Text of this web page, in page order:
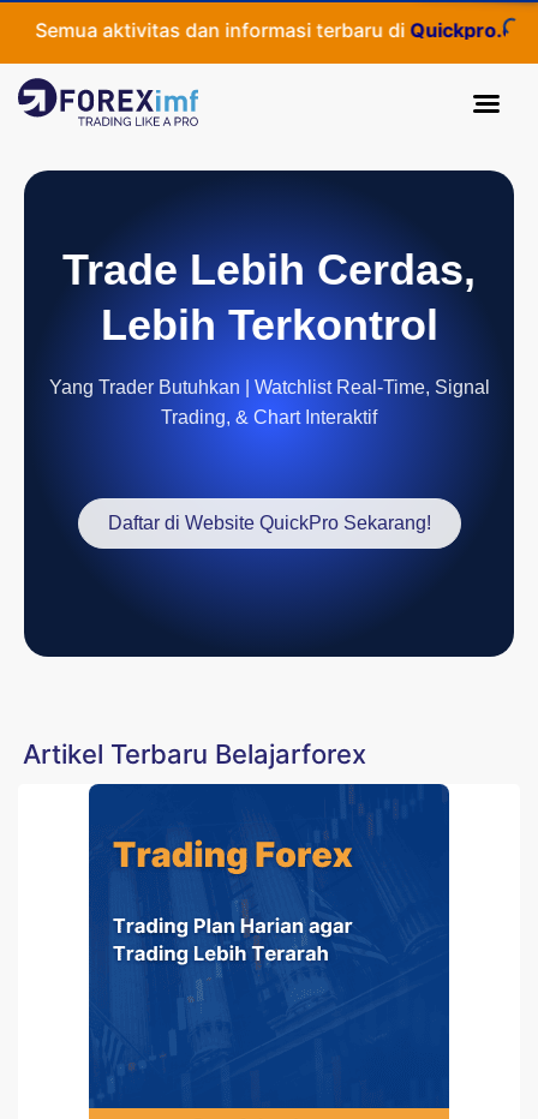
aktivitas dan informasi terbaru diQuickpro.co.id
Trade Lebih Cerdas,
Lebih Terkontrol
Yang Trader Butuhkan | Watchlist Real-Time, Signal
Trading, & Chart Interaktif
Daftar di Website QuickPro Sekarang!
Artikel Terbaru Belajarforex